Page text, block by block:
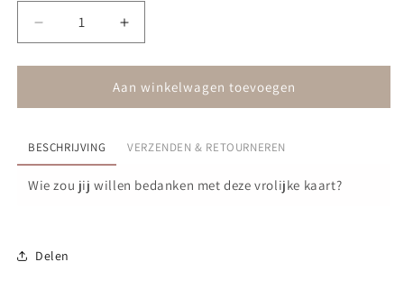
Aantal
verlagen
voor
-
you,
you
are
Aantal
verhogen
voor
Kaart
-
you,
are
Aan winkelwagen toevoegen
BESCHRIJVING VERZENDEN & RETOURNEREN
Wie zou jij willen bedanken met deze vrolijke kaart?
Delen